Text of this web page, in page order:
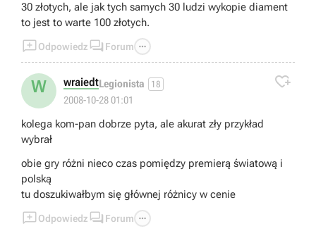
30 złotych, ale jak tych samych 30 ludzi wykopie diament
to jest to warte 100 złotych.
Odpowiedz  Forum 
W wraiedtLegionista 18
2008-10-28 01:01

kolega kom-pan dobrze pyta, ale akurat zły przykład
wybrał
obie gry różni nieco czas pomiędzy premierą światową i
polską
tu doszukiwałbym się głównej różnicy w cenie
Odpowiedz  Forum 